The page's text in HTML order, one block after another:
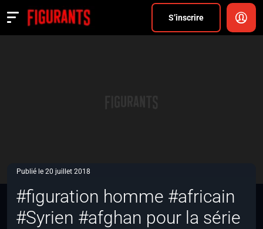
S’inscrire
Actualités
Publié le 20 juillet 2018
#figuration homme #africain
#Syrien #afghan pour la série